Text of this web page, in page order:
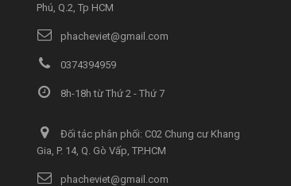
Phú, Q.2, Tp HCM
phacheviet@gmail.com
0374394959
8h-18h từ Thứ 2 - Thứ 7
Đối tác phân phối: C02 Chung cư Khang
Gia, P. 14, Q. Gò Vấp, TP.HCM
phacheviet@gmail.com